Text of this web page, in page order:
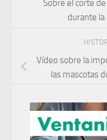
Sobre el corte
durante la
Vídeo sobre la
las mascotas